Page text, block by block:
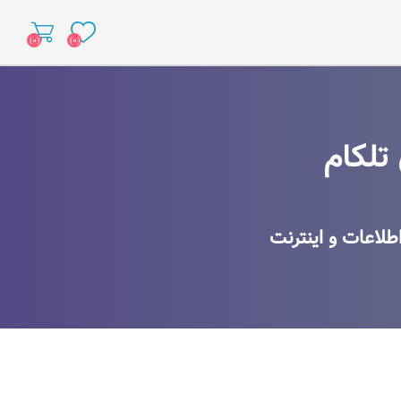
(۰) (۰)